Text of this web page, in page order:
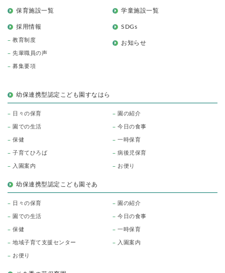
保育施設一覧 学童施設一覧
採用情報
教育制度
先輩職員の声
募集要項
SDGs
お知らせ
幼保連携型認定こども園すなはら
日々の保育 園の紹介
園での生活 今日の食事
保健 一時保育
子育てひろば 病後児保育
入園案内 お便り
幼保連携型認定こども園そあ
日々の保育 園の紹介
園での生活 今日の食事
保健 一時保育
地域子育て支援センター 入園案内
お便り